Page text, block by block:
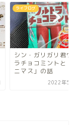
ライフログ
【ライフログ】夏の
ロードバイクは至
´∀`*)GUSTOは...
2021年8